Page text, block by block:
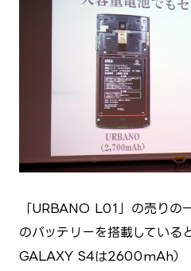
「URBANO L01」の売り
のバッテリーを搭載している
GALAXY S4は2600mAh）